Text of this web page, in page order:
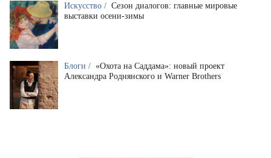
Искусство / Сезон диалогов: главные мировые
выставки осени-зимы
Блоги / «Охота на Саддама»: новый проект
Александра Роднянского и Warner Brothers